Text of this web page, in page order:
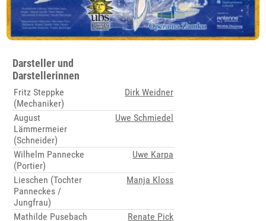
Darsteller und
Darstellerinnen
Fritz Steppke
(Mechaniker)
Dirk Weidner
August
Lämmermeier
(Schneider)
Uwe Schmiedel
Wilhelm Pannecke
(Portier)
Uwe Karpa
Lieschen (Tochter
Panneckes /
Jungfrau)
Manja Kloss
Mathilde Pusebach
Renate Pick